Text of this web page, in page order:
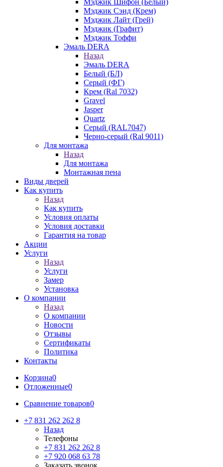
Мэджик Шифон (Белый)
Мэджик Сэнд (Крем)
Мэджик Лайт (Грей)
Мэджик (Графит)
Мэджик Тоффи
Эмаль DERA
Назад
Эмаль DERA
Белый (БЛ)
Серый (ФГ)
Крем (Ral 7032)
Gravel
Jasper
Quartz
Серый (RAL7047)
Черно-серый (Ral 9011)
Для монтажа
Назад
Для монтажа
Монтажная пена
Виды дверей
Как купить
Назад
Как купить
Условия оплаты
Условия доставки
Гарантия на товар
Акции
Услуги
Назад
Услуги
Замер
Установка
О компании
Назад
О компании
Новости
Отзывы
Сертификаты
Политика
Контакты
Корзина0
Отложенные0
Сравнение товаров0
+7 831 262 262 8
Назад
Телефоны
+7 831 262 262 8
+7 920 068 63 78
Заказать звонок